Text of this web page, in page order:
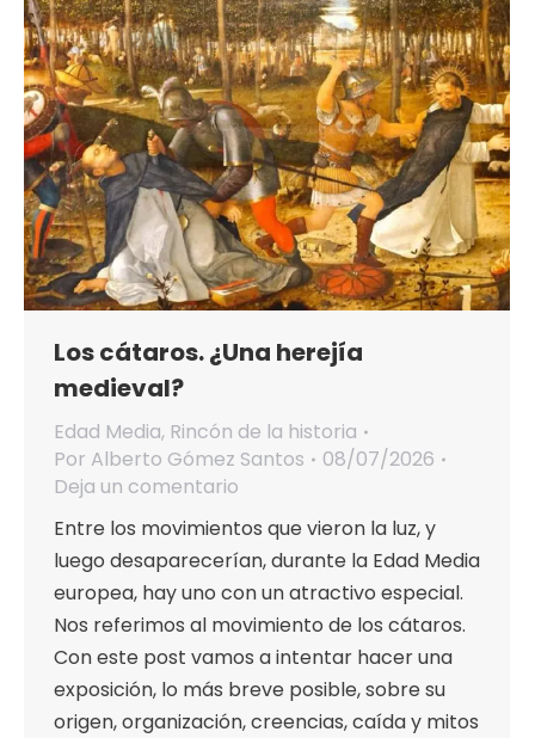
Los cátaros. ¿Una herejía
medieval?
Edad Media, Rincón de la historia
Por Alberto Gómez Santos
08/07/2026
Deja un comentario
Entre los movimientos que vieron la luz, y
luego desaparecerían, durante la Edad Media
europea, hay uno con un atractivo especial.
Nos referimos al movimiento de los cátaros.
Con este post vamos a intentar hacer una
exposición, lo más breve posible, sobre su
origen, organización, creencias, caída y mitos